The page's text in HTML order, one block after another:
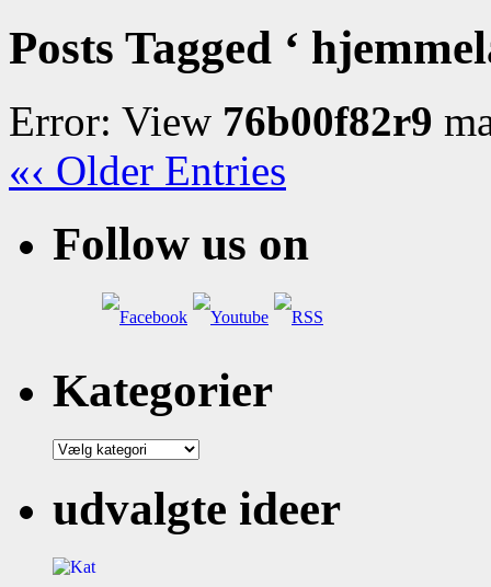
Posts Tagged ‘
Error: View 76b00f82r9
«‹ Older Entries
Follow us on
Kategorier
Kategorier
udvalgte ideer